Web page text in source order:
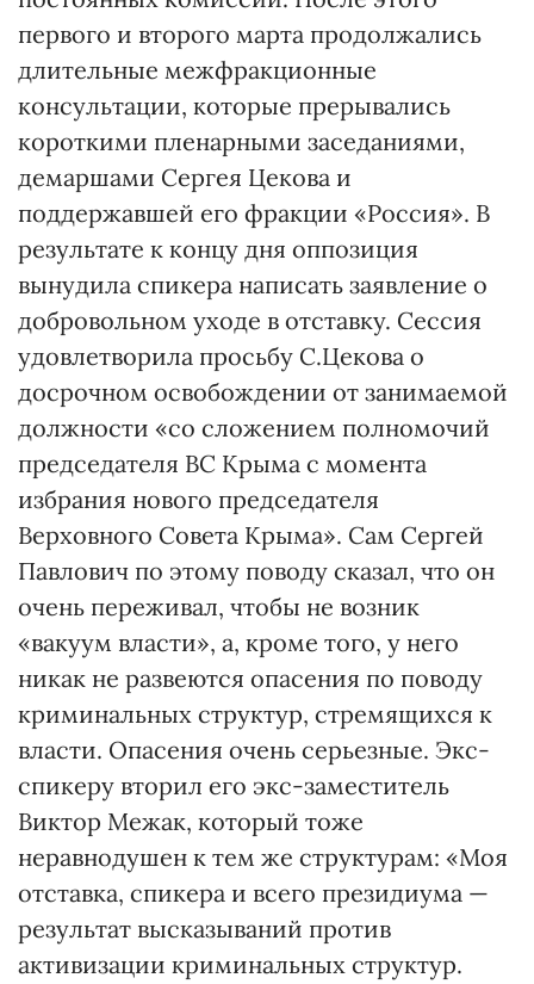
первого и второго марта продолжались
длительные межфракционные
консультации, которые прерывались
короткими пленарными заседаниями,
демаршами Сергея Цекова и
поддержавшей его фракции «Россия». В
результате к концу дня оппозиция
вынудила спикера написать заявление о
добровольном уходе в отставку. Сессия
удовлетворила просьбу С.Цекова о
досрочном освобождении от занимаемой
должности «со сложением полномочий
председателя ВС Крыма с момента
избрания нового председателя
Верховного Совета Крыма». Сам Сергей
Павлович по этому поводу сказал, что он
очень переживал, чтобы не возник
«вакуум власти», а, кроме того, у него
никак не развеются опасения по поводу
криминальных структур, стремящихся к
власти. Опасения очень серьезные. Экс-
спикеру вторил его экс-заместитель
Виктор Межак, который тоже
неравнодушен к тем же структурам: «Моя
отставка, спикера и всего президиума —
результат высказываний против
активизации криминальных структур.